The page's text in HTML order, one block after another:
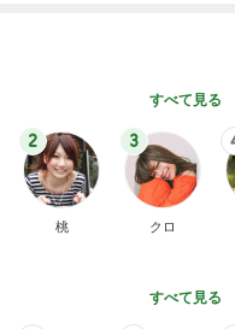
すべて見る
2
桃
3
クロ
すべて見る